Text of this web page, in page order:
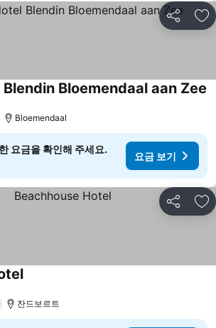
공유 즐
Bloemendaal aan Zee
Bloemendaal
요금을 확인해 주세요.
요금 보기
공유 즐
잔드보르트